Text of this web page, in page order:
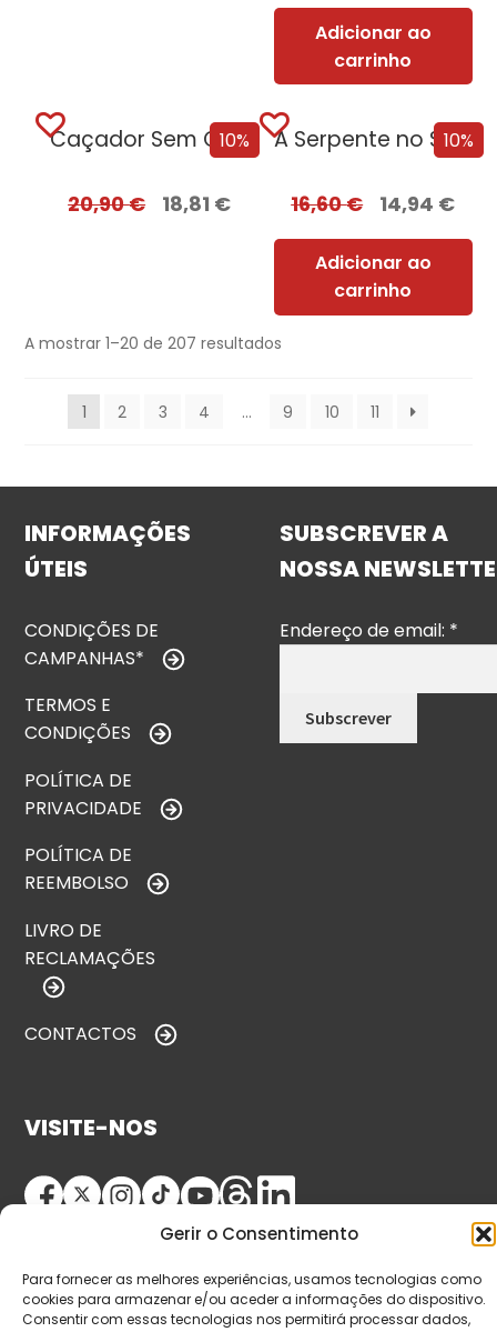
Gerir o Consentimento
Para fornecer as melhores experiências, usamos tecnologias como
cookies para armazenar e/ou aceder a informações do dispositivo.
Consentir com essas tecnologias nos permitirá processar dados,
Adicionar ao
carrinho
10%
Caçador Sem Coração Edição com EDGES
20,90€ 18,81 €
10%
A Serpente no Sótão
16,60€ 14,94 €
Adicionar ao
carrinho
A mostrar 1–20 de 207 resultados
1 2 3 4 … 9 10 11
INFORMAÇÕES
ÚTEIS
CONDIÇÕES DE
CAMPANHAS*
TERMOS E
CONDIÇÕES
POLÍTICA DE
PRIVACIDADE
POLÍTICA DE
REEMBOLSO
LIVRO DE
RECLAMAÇÕES
CONTACTOS
SUBSCREVER A
NOSSA
Endereço de email: *
VISITE-NOS